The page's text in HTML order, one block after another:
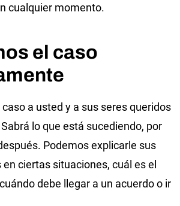
cualquier momento.
el caso
a usted y a sus seres queridos
lo que está sucediendo, por
Podemos explicarle sus
ciertas situaciones, cuál es el
debe llegar a un acuerdo o ir